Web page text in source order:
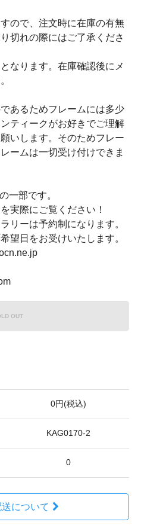
ので、注文時に在庫の有無
切れの際にはご了承くださ
なります。在庫確認後にメ
あるためフレームには多少
ティークがお好きでご理解
いします。そのためフレー
ームは一切受け付けできま
一部です。
実際にご覧ください！
リーは予約制になります。
望日をお受けいたします。
OUT
0円(税込)
KAG0170-2
0
について